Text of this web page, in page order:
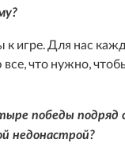
игре. Для нас
что нужно,
победы подряд
недонастрой?